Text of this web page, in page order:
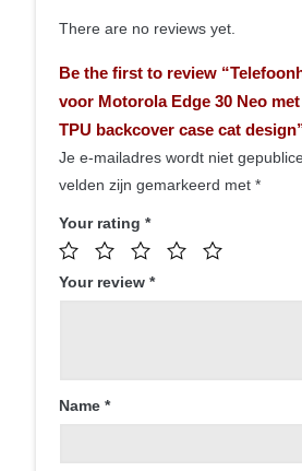
There are no reviews yet.
Be the first to review
voor Motorola Edge 30 Neo
TPU backcover case cat
Je e-mailadres wordt niet
velden zijn gemarkeerd met *
Your rating *
Your review *
Name *